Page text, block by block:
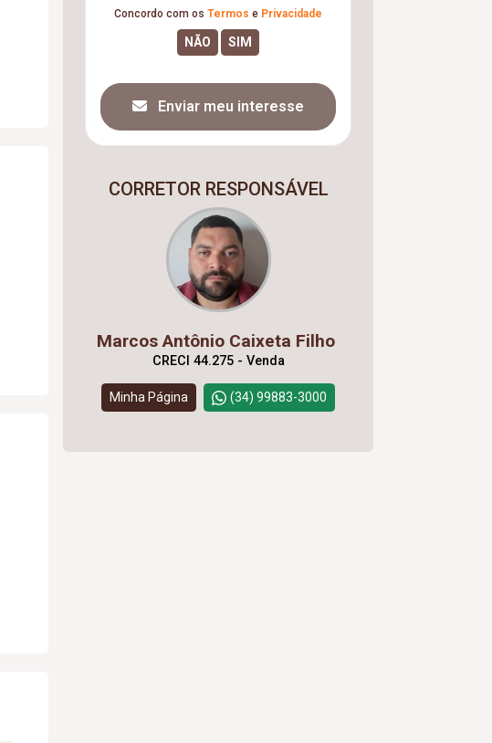
Concordo com os Termos e Privacidade
Enviar meu interesse
CORRETOR RESPONSÁVEL
Marcos Antônio Caixeta Filho
CRECI 44.275 - Venda
Minha Página (34) 99883-3000